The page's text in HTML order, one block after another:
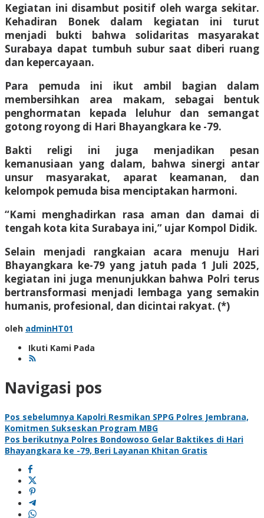
Kegiatan ini disambut positif oleh warga sekitar.
Kehadiran Bonek dalam kegiatan ini turut
menjadi bukti bahwa solidaritas masyarakat
Surabaya dapat tumbuh subur saat diberi ruang
dan kepercayaan.
Para pemuda ini ikut ambil bagian dalam
membersihkan area makam, sebagai bentuk
penghormatan kepada leluhur dan semangat
gotong royong di Hari Bhayangkara ke -79.
Bakti religi ini juga menjadikan pesan
kemanusiaan yang dalam, bahwa sinergi antar
unsur masyarakat, aparat keamanan, dan
kelompok pemuda bisa menciptakan harmoni.
“Kami menghadirkan rasa aman dan damai di
tengah kota kita Surabaya ini,” ujar Kompol Didik.
Selain menjadi rangkaian acara menuju Hari
Bhayangkara ke-79 yang jatuh pada 1 Juli 2025,
kegiatan ini juga menunjukkan bahwa Polri terus
bertransformasi menjadi lembaga yang semakin
humanis, profesional, dan dicintai rakyat. (*)
oleh adminHT01
Ikuti Kami Pada
Navigasi pos
Pos sebelumnya Kapolri Resmikan SPPG Polres Jembrana,
Komitmen Sukseskan Program MBG
Pos berikutnya Polres Bondowoso Gelar Baktikes di Hari
Bhayangkara ke -79, Beri Layanan Khitan Gratis